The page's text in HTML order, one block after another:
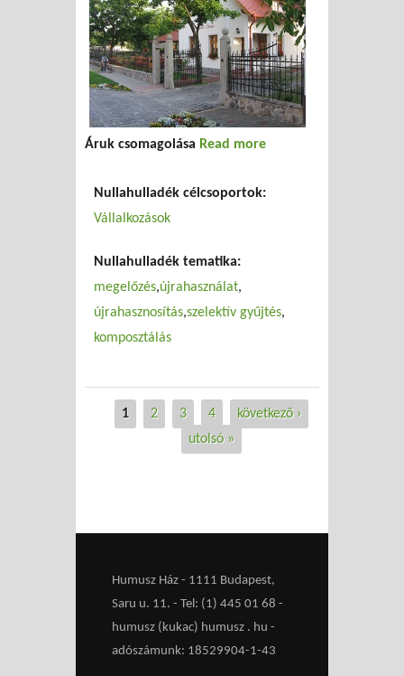
Áruk csomagolása Read more
Nullahulladék célcsoportok:
Vállalkozások
Nullahulladék tematika:
megelőzés újrahasználat
újrahasznosítás szelektív gyűjtés
komposztálás
Oldalak
1 2 3 4
következő ›
utolsó »
Humusz Ház - 1111 Budapest,
Saru u. 11. - Tel: (1) 445 01 68 -
humusz (kukac) humusz . hu -
adószámunk: 18529904-1-43